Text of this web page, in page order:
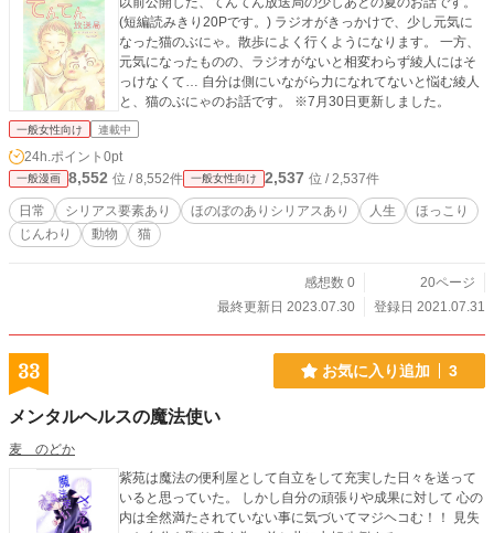
(短編読みきり20Pです。) ラジオがきっかけで、少し元気に
なった猫のぶにゃ。散歩によく行くようになります。 一方、
元気になったものの、ラジオがないと相変わらず綾人にはそ
っけなくて… 自分は側にいながら力になれてないと悩む綾人
と、猫のぶにゃのお話です。 ※7月30日更新しました。
一般女性向け 連載中
24h.ポイント 0pt
一般漫画 8,552 位 / 8,552件 一般女性向け 2,537 位 / 2,537件
日常 シリアス要素あり ほのぼのありシリアスあり 人生
ほっこり
じんわり
動物 猫
感想数 0
20ページ
最終更新日 2023.07.30
登録日 2021.07.31
33 お気に入り追加 3
メンタルヘルスの魔法使い
麦 のどか
紫苑は魔法の便利屋として自立をして充実した日々を送って
いると思っていた。 しかし自分の頑張りや成果に対して 心の
内は全然満たされていない事に気づいてマジヘコむ！！ 見失